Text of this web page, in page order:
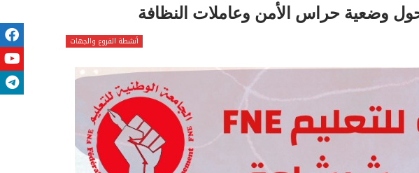
أنشطة الفروع والجهات